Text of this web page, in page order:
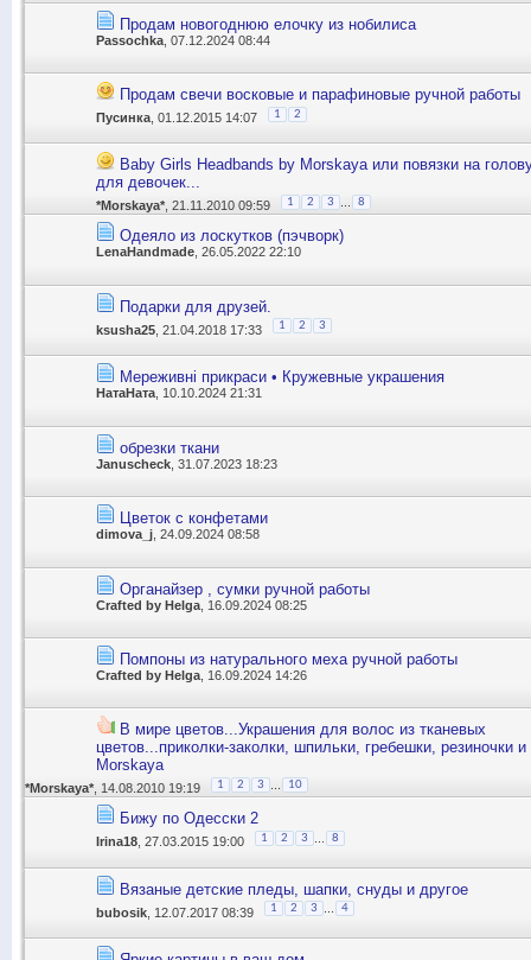
Продам новогоднюю елочку из нобилиса
Passochka , 07.12.2024 08:44
Продам свечи восковые и парафиновые ручной работы
Пусинка , 01.12.2015 14:07 1 2
Baby Girls Headbands by Morskaya или повязки на
для девочек...
*Morskaya* , 21.11.2010 09:59 1 2 3 8
Одеяло из лоскутков (пэчворк)
LenaHandmade , 26.05.2022 22:10
Подарки для друзей.
ksusha25 , 21.04.2018 17:33 1 2 3
Мереживні прикраси • Кружевные украшения
НатаНата , 10.10.2024 21:31
обрезки ткани
Januscheck , 31.07.2023 18:23
Цветок с конфетами
dimova_j , 24.09.2024 08:58
Органайзер , сумки ручной работы
Crafted by Helga , 16.09.2024 08:25
Помпоны из натурального меха ручной работы
Crafted by Helga , 16.09.2024 14:26
В мире цветов...Украшения для волос из тканевых
цветов...приколки-заколки, шпильки, гребешки, резиночки
Morskaya
*Morskaya* , 14.08.2010 19:19 1 2 3 10
Бижу по Одесски 2
Irina18 , 27.03.2015 19:00 1 2 3 8
Вязаные детские пледы, шапки, снуды и другое
bubosik , 12.07.2017 08:39 1 2 3 ... 4